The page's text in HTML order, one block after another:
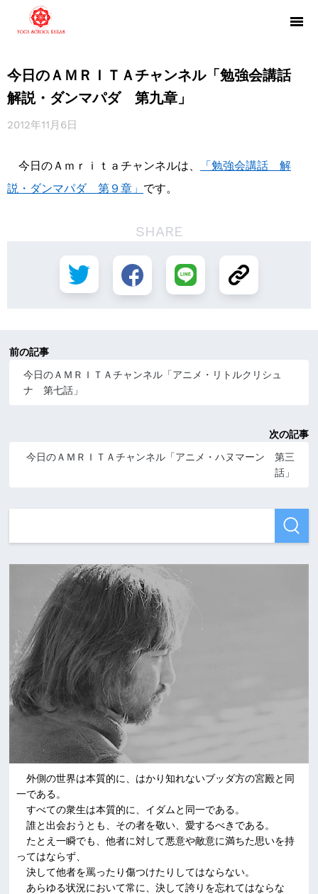
今日のＡＭＲＩＴＡチャンネル「勉強会講話
解説・ダンマパダ 第九章」
2012年11月6日
今日のＡｍｒｉｔａチャンネルは、
「勉強会講話 解
説・ダンマパダ 第９章」 です。
SHARE
前の記事
今日のＡＭＲＩＴＡチャンネル「アニメ・リトルクリシュ
ナ 第七話」
次の記事
今日のＡＭＲＩＴＡチャンネル「アニメ・ハヌマーン 第三
話」
外側の世界は本質的に、はかり知れないブッダ方の宮殿と同
一である。
すべての衆生は本質的に、イダムと同一である。
誰と出会おうとも、その者を敬い、愛するべきである。
たとえ一瞬でも、他者に対して悪意や敵意に満ちた思いを持
ってはならず、
決して他者を罵ったり傷つけたりしてはならない。
あらゆる状況において常に、決して誇りを忘れてはならな